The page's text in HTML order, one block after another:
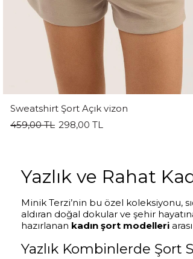
Sweatshirt Şort Açık vizon
298,00 TL
459,00 TL
Yazlık ve Rahat
Minik Terzi’nin bu özel koleksiyonu,
aldıran doğal dokular ve şehir
hazırlanan kadın şort modelleri
Yazlık Kombinlerde Şort